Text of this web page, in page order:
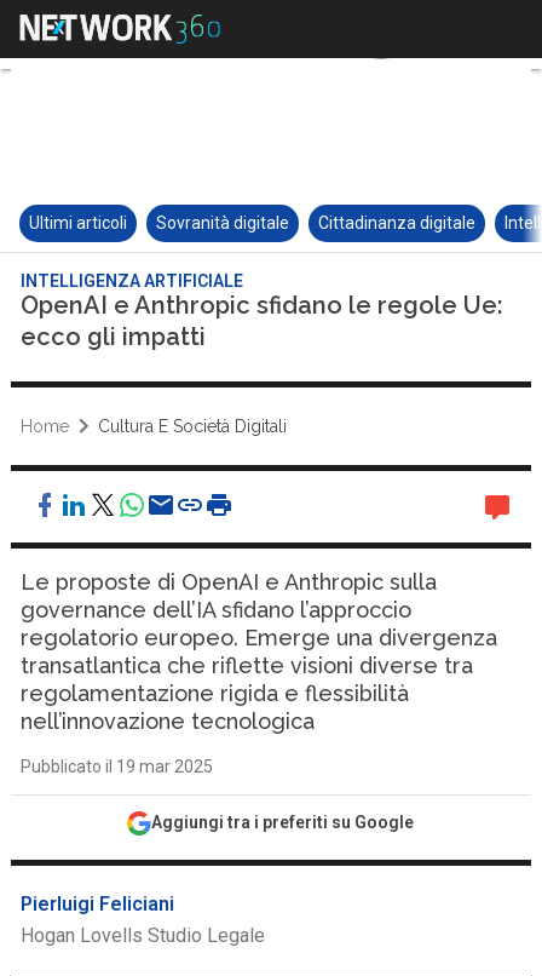
Ultimi articoli Sovranità digitale Cittadinanza digitale
INTELLIGENZA ARTIFICIALE
OpenAI e Anthropic sfidano le regole Ue:
ecco gli impatti
Home Cultura E Società Digitali
Le proposte di OpenAI e Anthropic sulla
governance dell’IA sfidano l’approccio
regolatorio europeo. Emerge una divergenza
transatlantica che riflette visioni diverse tra
regolamentazione rigida e flessibilità
nell’innovazione tecnologica
Pubblicato il 19 mar 2025
Aggiungi tra i preferiti su Google
Pierluigi Feliciani
Hogan Lovells Studio Legale